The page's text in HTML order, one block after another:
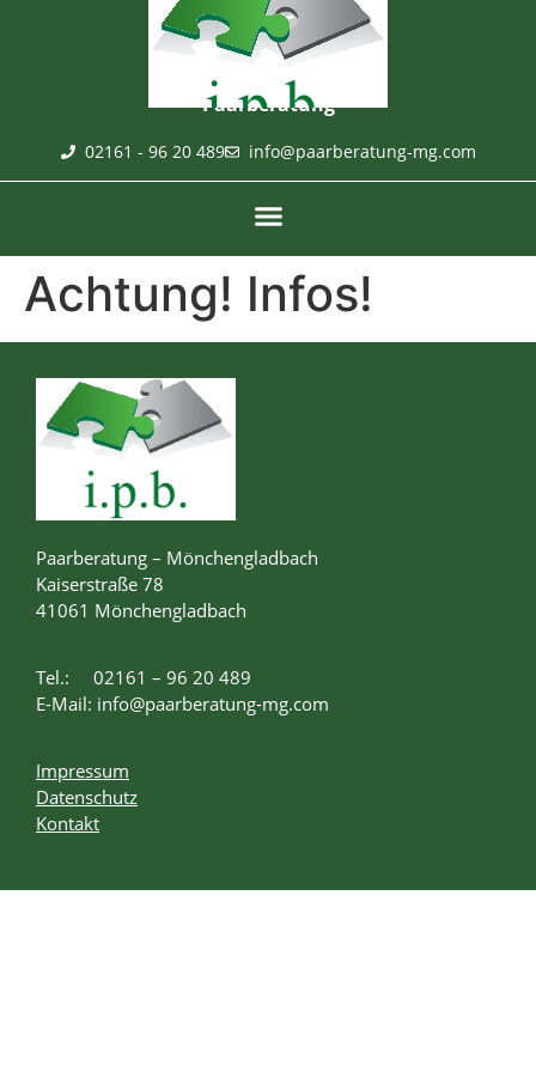
Paarberatung
02161 - 96 20 489 info@paarberatung-mg.com
Achtung! Infos!
Paarberatung – Mönchengladbach
Kaiserstraße 78
41061 Mönchengladbach
Tel.: 02161 – 96 20 489
E-Mail: info@paarberatung-mg.com
Impressum
Datenschutz
Kontakt